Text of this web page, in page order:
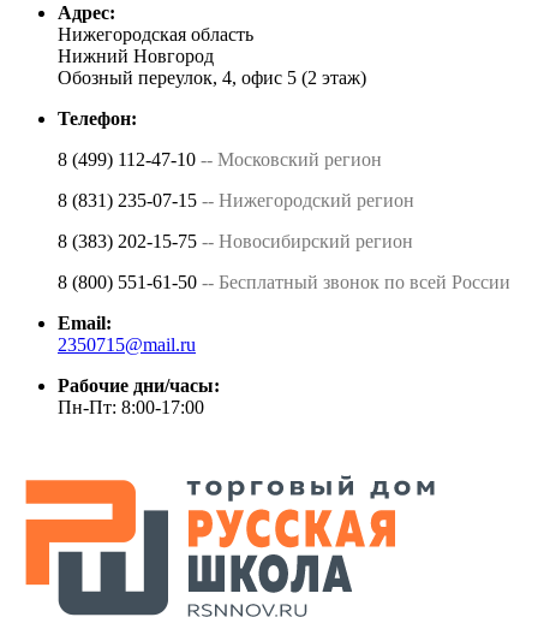
Адрес:
Нижегородская область
Нижний Новгород
Обозный переулок, 4, офис 5 (2 этаж)
Телефон:
8 (499) 112-47-10 -- Московский регион
8 (831) 235-07-15 -- Нижегородский регион
8 (383) 202-15-75 -- Новосибирский регион
8 (800) 551-61-50 -- Бесплатный звонок по всей России
Email:
2350715@mail.ru
Рабочие дни/часы:
Пн-Пт: 8:00-17:00